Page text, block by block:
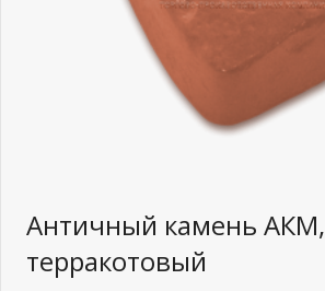
Античный камень АКМ,
терракотовый